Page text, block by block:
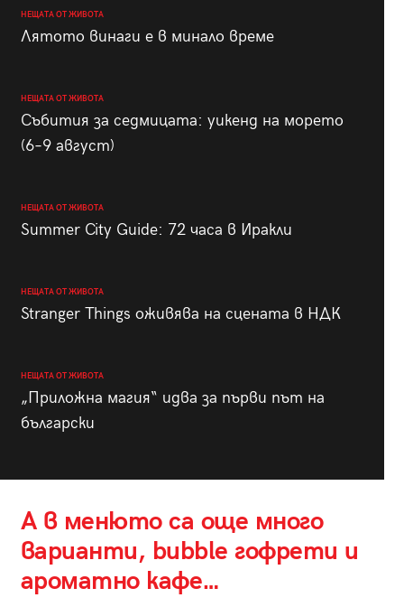
НЕЩАТА ОТ ЖИВОТА
Лятото винаги е в минало време
НЕЩАТА ОТ ЖИВОТА
Събития за седмицата: уикенд на морето
(6–9 август)
НЕЩАТА ОТ ЖИВОТА
Summer City Guide: 72 часа в Иракли
НЕЩАТА ОТ ЖИВОТА
Stranger Things оживява на сцената в НДК
НЕЩАТА ОТ ЖИВОТА
„Приложна магия“ идва за първи път на
български
А в менюто са още много
варианти, bubble гофрети и
ароматно кафе…